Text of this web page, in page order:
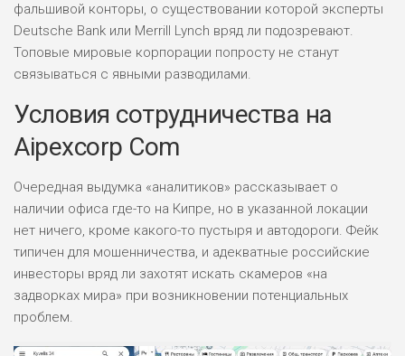
НАЗВАНИЕ
ПОДОЙДЕТ
ВСЕМ
РИСКИ: НИЗКИЕ
БЮДЖЕТ: ВЫСОКИЙ
ОБЗОР
ЛЮБИТЕЛЯ
М СТАВОК
РИСКИ: СРЕДНИЕ
фальшивой конторы, о существовании которой эксперты
Deutsche Bank или Merrill Lynch вряд ли подозревают.
Топовые мировые корпорации попросту не станут
связываться с явными разводилами.
Условия сотрудничества на
Aipexcorp Com
Очередная выдумка «аналитиков» рассказывает о
наличии офиса где-то на Кипре, но в указанной локации
нет ничего, кроме какого-то пустыря и автодороги. Фейк
типичен для мошенничества, и адекватные российские
инвесторы вряд ли захотят искать скамеров «на
задворках мира» при возникновении потенциальных
проблем.